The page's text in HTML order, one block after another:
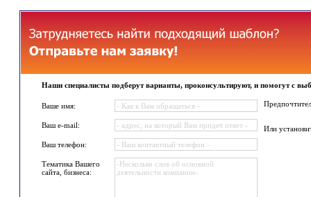
Наши специалисты подберут варианты, проконсультируют, и помогут с
Ваше имя:
Ваш e-mail:
Ваш телефон:
Тематика Вашего
сайта, бизнеса:
Или